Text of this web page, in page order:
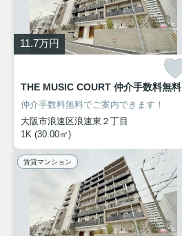
11.7万円
THE MUSIC COURT 仲介手数料無料
仲介手数料無料でご案内できます！
大阪市浪速区浪速東２丁目
1K (30.00㎡)
賃貸マンション